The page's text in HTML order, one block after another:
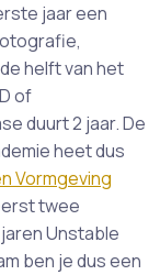
jaar een
helft van het
of
duurt 2 jaar. De
heet dus
Vormgeving
twee
Unstable
ben je dus een